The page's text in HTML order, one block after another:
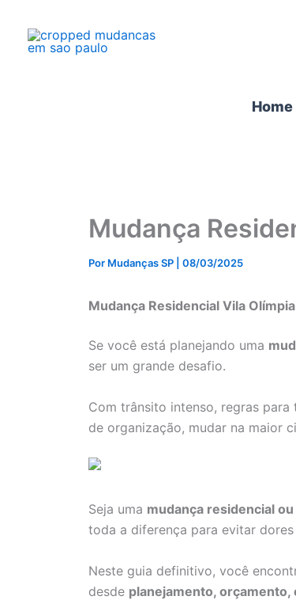
Home
Mudança
Por Mudanças SP 08/03/2025
Mudança Residencial Vila
Se você está planejando uma
ser um grande desafio.
Com trânsito intenso, regras
de organização, mudar na maior
Seja uma mudança residencial
toda a diferença para evitar
Neste guia definitivo, você
desde planejamento,